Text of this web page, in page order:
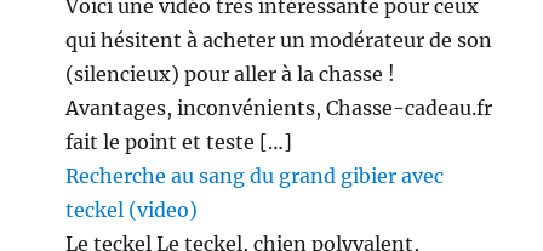
Voici une vidéo très intéressante pour ceux
qui hésitent à acheter un modérateur de son
(silencieux) pour aller à la chasse !
Avantages, inconvénients, Chasse-cadeau.fr
fait le point et teste […]
Recherche au sang du grand gibier avec
teckel (video)
Le teckel Le teckel, chien polyvalent,